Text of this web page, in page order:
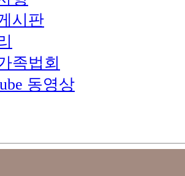
시판
족법회
동영상